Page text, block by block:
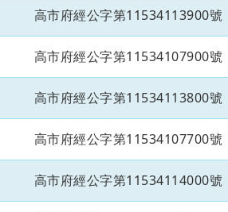
高市府經公字第11534113900號
高市府經公字第11534107900號
高市府經公字第11534113800號
高市府經公字第11534107700號
高市府經公字第11534114000號